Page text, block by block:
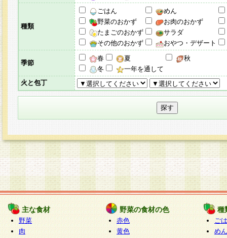
種類
ごはん
めん
野菜のおかず
お肉のおかず
たまごのおかず
サラダ
その他のおかず
おやつ・デザート
季節
春 夏
秋
冬
一年を通して
火と包丁
主な食材
野菜
肉
野菜の食材の色
赤色
黄色
種
ご
めん